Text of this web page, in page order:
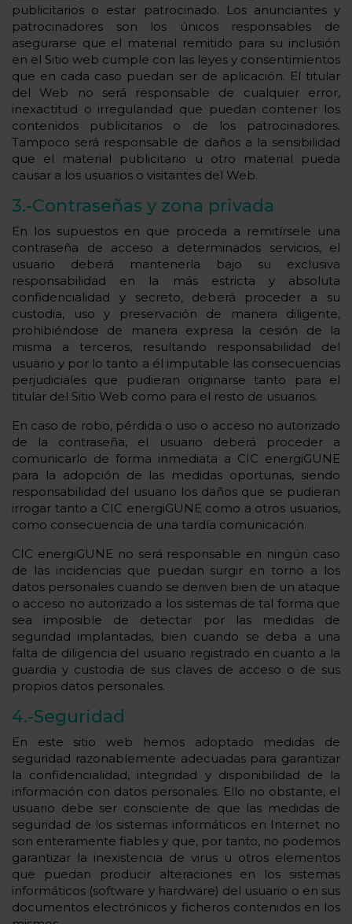
publicitarios o estar patrocinado. Los anunciantes y
patrocinadores son los únicos responsables de
asegurarse que el material remitido para su inclusión
en el Sitio web cumple con las leyes y consentimientos
que en cada caso puedan ser de aplicación. El titular
del Web no será responsable de cualquier error,
inexactitud o irregularidad que puedan contener los
contenidos publicitarios o de los patrocinadores.
Tampoco será responsable de daños a la sensibilidad
que el material publicitario u otro material pueda
causar a los usuarios o visitantes del Web.
3.-Contraseñas y zona privada
En los supuestos en que proceda a remitírsele una
contraseña de acceso a determinados servicios, el
usuario deberá mantenerla bajo su exclusiva
responsabilidad en la más estricta y absoluta
confidencialidad y secreto, deberá proceder a su
custodia, uso y preservación de manera diligente,
prohibiéndose de manera expresa la cesión de la
misma a terceros, resultando responsabilidad del
usuario y por lo tanto a él imputable las consecuencias
perjudiciales que pudieran originarse tanto para el
titular del Sitio Web como para el resto de usuarios.
En caso de robo, pérdida o uso o acceso no autorizado
de la contraseña, el usuario deberá proceder a
comunicarlo de forma inmediata a CIC energiGUNE
para la adopción de las medidas oportunas, siendo
responsabilidad del usuario los daños que se pudieran
irrogar tanto a CIC energiGUNE como a otros usuarios,
como consecuencia de una tardía comunicación.
CIC energiGUNE no será responsable en ningún caso
de las incidencias que puedan surgir en torno a los
datos personales cuando se deriven bien de un ataque
o acceso no autorizado a los sistemas de tal forma que
sea imposible de detectar por las medidas de
seguridad implantadas, bien cuando se deba a una
falta de diligencia del usuario registrado en cuanto a la
guardia y custodia de sus claves de acceso o de sus
propios datos personales.
4.-Seguridad
En este sitio web hemos adoptado medidas de
seguridad razonablemente adecuadas para garantizar
la confidencialidad, integridad y disponibilidad de la
información con datos personales. Ello no obstante, el
usuario debe ser consciente de que las medidas de
seguridad de los sistemas informáticos en Internet no
son enteramente fiables y que, por tanto, no podemos
garantizar la inexistencia de virus u otros elementos
que puedan producir alteraciones en los sistemas
informáticos (software y hardware) del usuario o en sus
documentos electrónicos y ficheros contenidos en los